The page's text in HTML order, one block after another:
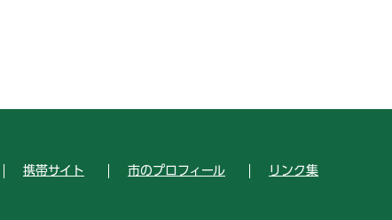
携帯サイト 市のプロフィール リンク集